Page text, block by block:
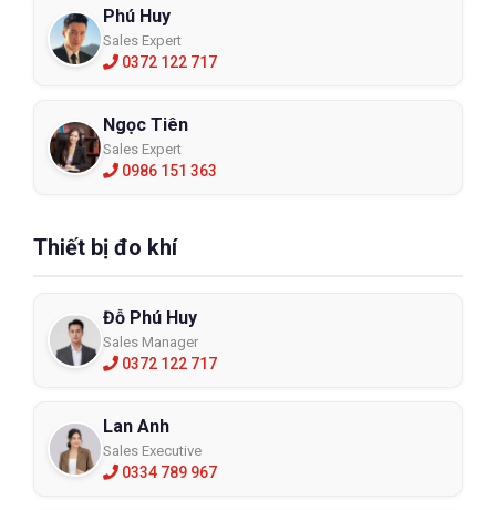
Phú Huy
Sales Expert
0372 122 717
Ngọc Tiên
Sales Expert
0986 151 363
Thiết bị đo khí
Đỗ Phú Huy
Sales Manager
0372 122 717
Lan Anh
Sales Executive
0334 789 967